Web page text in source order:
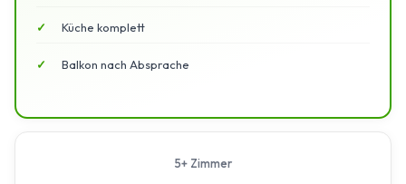
Küche komplett
Balkon nach Absprache
5+ Zimmer